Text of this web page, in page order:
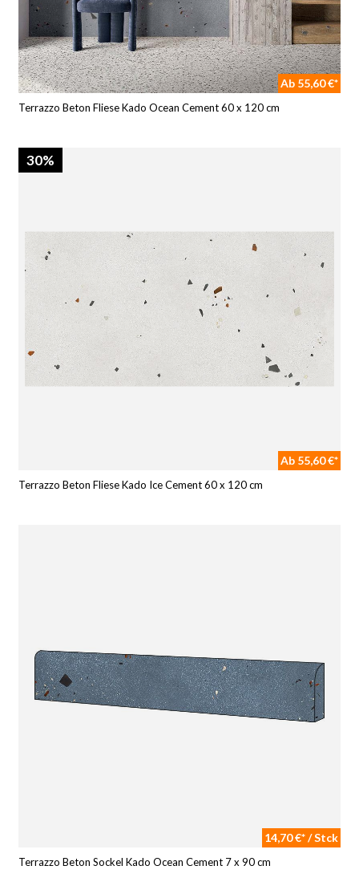
Ab 55,60 €*
Terrazzo Beton Fliese Kado Ocean Cement 60 x 120 cm
30%
Ab 55,60 €*
Terrazzo Beton Fliese Kado Ice Cement 60 x 120 cm
14,70 €* / Stck
Terrazzo Beton Sockel Kado Ocean Cement 7 x 90 cm